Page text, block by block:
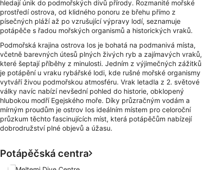
hledají únik do podmořských divů přírody. Rozmanité mořské
prostředí ostrova, od klidného ponoru ze břehu přímo z
písečných pláží až po vzrušující výpravy lodí, seznamuje
potápěče s řadou mořských organismů a historických vraků.
Podmořská krajina ostrova Ios je bohatá na podmanivá místa,
včetně barevných útesů plných živých ryb a zajímavých vraků,
které šeptají příběhy z minulosti. Jedním z výjimečných zážitků
je potápění u vraku rybářské lodi, kde rušné mořské organismy
vytváří živou podmořskou atmosféru. Vrak letadla z 2. světové
války navíc nabízí nevšední pohled do historie, obklopený
hlubokou modří Egejského moře. Díky průzračným vodám a
mírným proudům je ostrov Ios ideálním místem pro celoroční
průzkum těchto fascinujících míst, která potápěčům nabízejí
dobrodružství plné objevů a úžasu.
Potápěčská centra